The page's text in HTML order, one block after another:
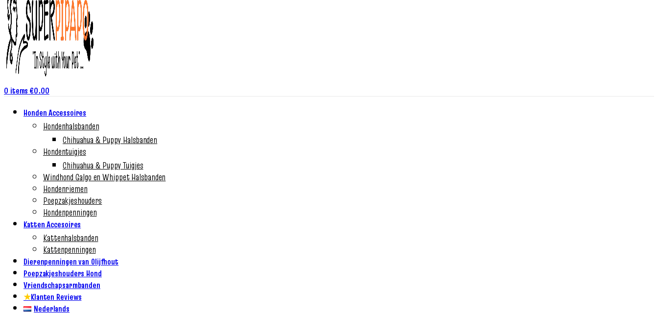
0 items €0.00
Honden Accessoires
Hondenhalsbanden
Chihuahua & Puppy Halsbanden
Hondentuigjes
Chihuahua & Puppy Tuigjes
Windhond Galgo en Whippet Halsbanden
Hondenriemen
Poepzakjeshouders
Hondenpenningen
Katten Accesoires
Kattenhalsbanden
Kattenpenningen
Dierenpenningen van Olijfhout
Poepzakjeshouders Hond
Vriendschapsarmbanden
★Klanten Reviews
Nederlands